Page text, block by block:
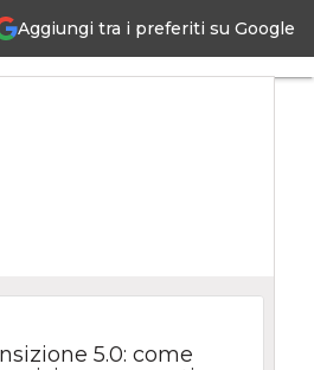
Aggiungi tra i preferiti su Google
5.0: come